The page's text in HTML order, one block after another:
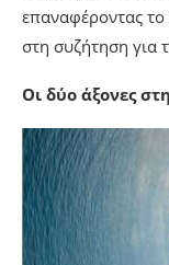
επαναφέροντας το
στη συζήτηση για
Οι δύο άξονες